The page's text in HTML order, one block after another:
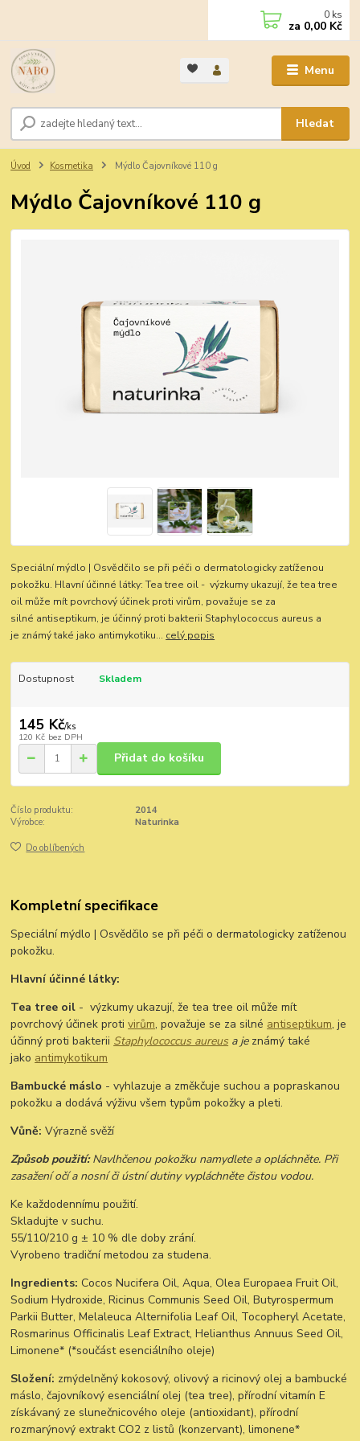
Menu
Hledat
0 ks
za 0,00 Kč
Úvod Kosmetika Mýdlo Čajovníkové 110 g
Mýdlo Čajovníkové 110 g
Speciální mýdlo | Osvědčilo se při péči o dermatologicky zatíženou
pokožku. Hlavní účinné látky: Tea tree oil - výzkumy ukazují, že tea tree
oil může mít povrchový účinek proti virům, považuje se za
silné antiseptikum, je účinný proti bakterii Staphylococcus aureus a
je známý také jako antimykotiku... celý popis
Dostupnost Skladem
145 Kč/ks
120 Kč bez DPH
Přidat do košíku
Číslo produktu:
2014
Výrobce:
Naturinka
Do oblíbených
Kompletní specifikace
Speciální mýdlo | Osvědčilo se při péči o dermatologicky zatíženou
pokožku.
Hlavní účinné látky:
Tea tree oil - výzkumy ukazují, že tea tree oil může mít
povrchový účinek protivirům, považuje se za silné antiseptikum, je
účinný proti bakterii Staphylococcus aureus a je známý také
jako antimykotikum
Bambucké máslo - vyhlazuje a změkčuje suchou a popraskanou
pokožku a dodává výživu všem typům pokožky a pleti.
Vůně:Výrazně svěží
Způsob použití:Navlhčenou pokožku namydlete a opláchněte. Při
zasažení očí a nosní či ústní dutiny vypláchněte čistou vodou.
Ke každodennímu použití.
Skladujte v suchu.
55/110/210 g ± 10 % dle doby zrání.
Vyrobeno tradiční metodou za studena.
Ingredients: Cocos Nucifera Oil, Aqua, Olea Europaea Fruit Oil,
Sodium Hydroxide, Ricinus Communis Seed Oil, Butyrospermum
Parkii Butter, Melaleuca Alternifolia Leaf Oil, Tocopheryl Acetate,
Rosmarinus Officinalis Leaf Extract, Helianthus Annuus Seed Oil,
Limonene* (*součást esenciálního oleje)
Složení: zmýdelněný kokosový, olivový a ricinový olej a bambucké
máslo, čajovníkový esenciální olej (tea tree), přírodní vitamín E
získávaný ze slunečnicového oleje (antioxidant), přírodní
rozmarýnový extrakt CO2 z listů (konzervant), limonene*